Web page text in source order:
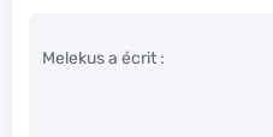
Melekus a écrit :